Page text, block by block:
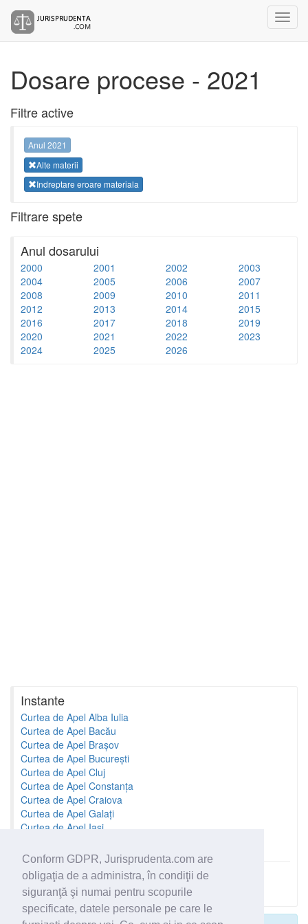
Conform GDPR, Jurisprudenta.com are
obligaţia de a administra, în condiţii de
siguranţă şi numai pentru scopurile
specificate, datele personale pe care le
Dosare procese - 2021
Filtre active
Anul 2021
Alte materii
Indreptare eroare materiala
Filtrare spete
Anul dosarului
2000 2001 2002
2003
2004
2005 2006
2007
2008
2009 2010
2011
2012
2013 2014
2015
2016
2017 2018
2019
2020
2021 2022
2023
2024
2025 2026
Instante
Curtea de Apel Alba Iulia
Curtea de Apel Bacău
Curtea de Apel Brașov
Curtea de Apel București
Curtea de Apel Cluj
Curtea de Apel Constanța
Curtea de Apel Craiova
Curtea de Apel Galați
Curtea de Apel Iași
Toate instantele